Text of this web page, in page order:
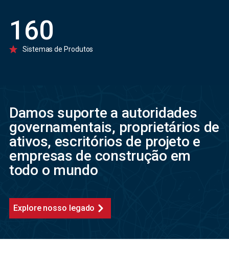
Damos suporte a autoridades
governamentais, proprietários de
ativos, escritórios de projeto e
empresas de construção em
todo o mundo
Explore nosso legado
160
Sistemas de Produtos